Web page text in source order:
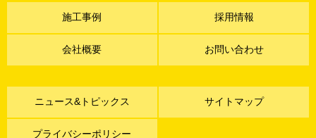
施工事例 採用情報
会社概要 お問い合わせ
ニュース&トピックス サイトマップ
プライバシーポリシー